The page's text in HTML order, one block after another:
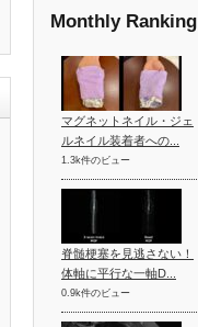
Monthly Ranking
マグネットネイル・ジェ
ルネイル装着者への...
1.3k件のビュー
脊髄梗塞を見逃さない！
体軸に平行な一軸D...
0.9k件のビュー